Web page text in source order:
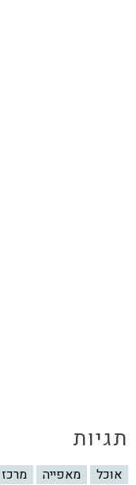
תגיות
אוכל מאפייה מרכז